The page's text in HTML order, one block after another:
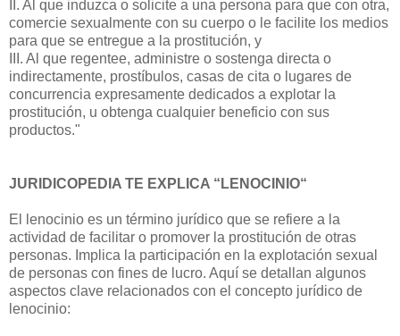
II. Al que induzca o solicite a una persona para que con otra,
comercie sexualmente con su cuerpo o le facilite los medios
para que se entregue a la prostitución, y
III. Al que regentee, administre o sostenga directa o
indirectamente, prostíbulos, casas de cita o lugares de
concurrencia expresamente dedicados a explotar la
prostitución, u obtenga cualquier beneficio con sus
productos."
JURIDICOPEDIA TE EXPLICA “LENOCINIO“
El lenocinio es un término jurídico que se refiere a la
actividad de facilitar o promover la prostitución de otras
personas. Implica la participación en la explotación sexual
de personas con fines de lucro. Aquí se detallan algunos
aspectos clave relacionados con el concepto jurídico de
lenocinio: